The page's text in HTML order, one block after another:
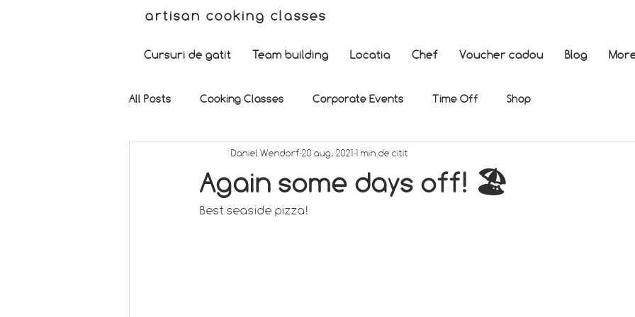
Cursuri de gatit Team building Locatia Chef Voucher cadou Blog
artisan cooking classes
All Posts Cooking Classes Corporate Events Time Off Shop
Again some days off! 🏖
Daniel Wendorf 20 aug. 2021 1 min de citit
Best seaside pizza!